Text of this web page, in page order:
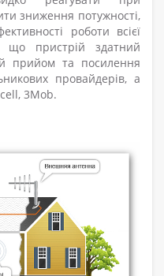
зниження потужності,
роботи всієї
що пристрій здатний
прийом та посилення
провайдерів, а
3Mob.